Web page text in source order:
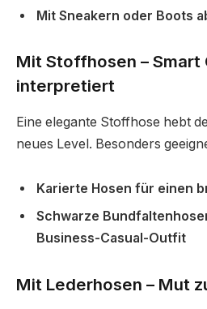
Mit Sneakern oder Boots
Mit Stoffhosen – Smart
interpretiert
Eine elegante Stoffhose hebt
neues Level. Besonders
Karierte Hosen für einen
Schwarze
Business-Casual-Outfit
Mit Lederhosen – Mut